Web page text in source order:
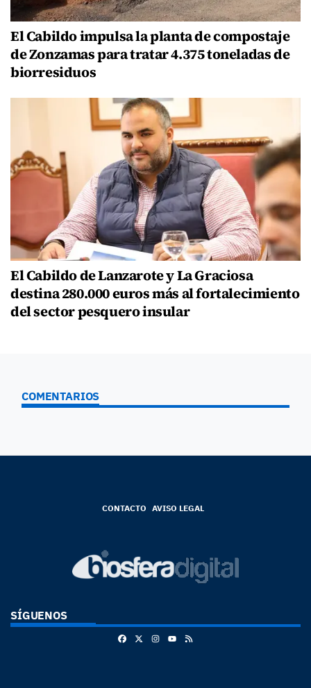
El Cabildo impulsa la planta de compostaje
de Zonzamas para tratar 4.375 toneladas de
biorresiduos
El Cabildo de Lanzarote y La Graciosa
destina 280.000 euros más al fortalecimiento
del sector pesquero insular
COMENTARIOS
CONTACTO AVISO LEGAL
SÍGUENOS
FacebookInstagram